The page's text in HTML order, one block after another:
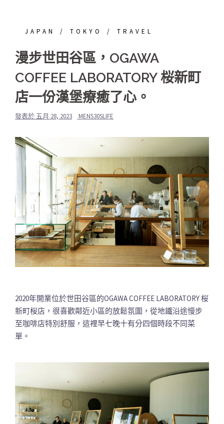
JAPAN TOKYO TRAVEL
漫步世田谷區，OGAWA
COFFEE LABORATORY 桜新町
店一份漢堡療癒了心。
發表於 五月 28, 2023 MENS30SLIFE
2020年開業位於世田谷區的OGAWA COFFEE LABORATORY 桜
新町桜店，很喜歡鄰近小區的放鬆氛圍，從地鐵沿途慢步
至咖啡店特別舒服，這裡早七晚十有分四個時段不同菜
單。